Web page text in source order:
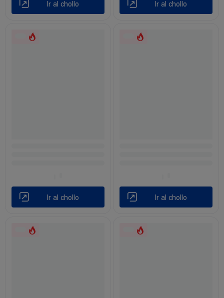
Ir al chollo Ir al chollo
Ir al chollo Ir al chollo